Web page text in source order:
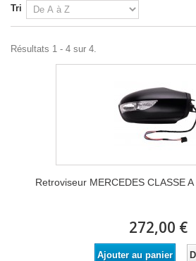
Tri
Résultats 1 - 4 sur 4.
Retroviseur MERCEDES CLASSE A
272,00 €
Ajouter au panier